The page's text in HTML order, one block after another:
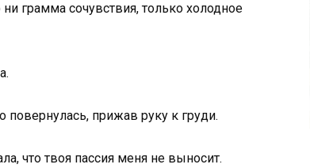
грамма сочувствия, только холодное
прижав руку к груди.
что твоя пассия меня не выносит.